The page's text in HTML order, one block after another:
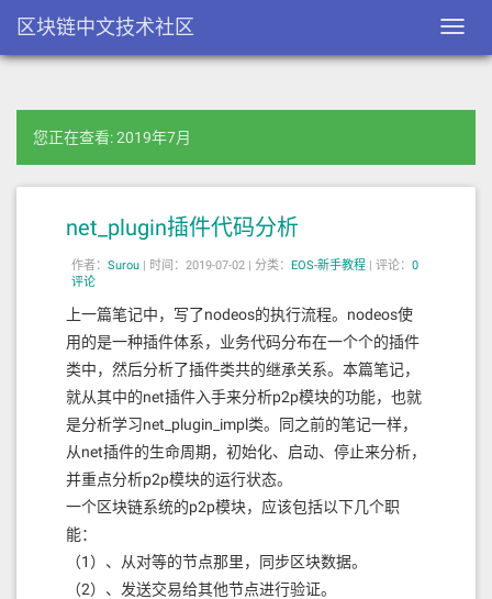
区块链中文技术社区
您正在查看: 2019年7月
net_plugin插件代码分析
作者： Surou | 时间：2019-07-02 | 分类： EOS-新手教程 | 评论： 0
评论
上一篇笔记中，写了nodeos的执行流程。nodeos使
用的是一种插件体系，业务代码分布在一个个的插件
类中，然后分析了插件类共的继承关系。本篇笔记，
就从其中的net插件入手来分析p2p模块的功能，也就
是分析学习net_plugin_impl类。同之前的笔记一样，
从net插件的生命周期，初始化、启动、停止来分析，
并重点分析p2p模块的运行状态。
一个区块链系统的p2p模块，应该包括以下几个职
能：
（1）、从对等的节点那里，同步区块数据。
（2）、发送交易给其他节点进行验证。